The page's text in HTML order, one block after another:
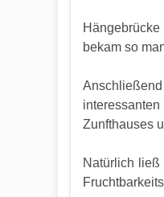
bekam so
Zunfthauses
Natürlich ließ